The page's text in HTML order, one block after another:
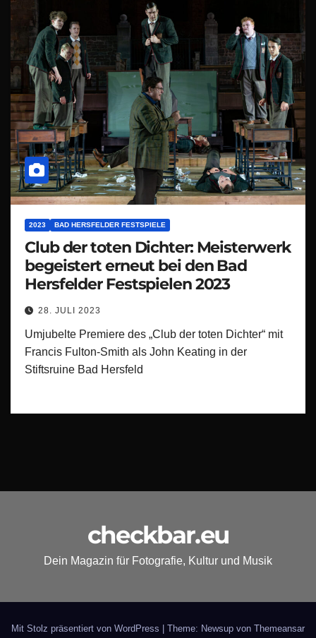
2023 BAD HERSFELDER FESTSPIELE
Club der toten Dichter: Meisterwerk
begeistert erneut bei den Bad
Hersfelder Festspielen 2023
28. JULI 2023
Umjubelte Premiere des „Club der toten Dichter“ mit
Francis Fulton-Smith als John Keating in der
Stiftsruine Bad Hersfeld
checkbar.eu
Dein Magazin für Fotografie, Kultur und Musik
Mit Stolz präsentiert von WordPress | Theme: Newsup von Themeansar